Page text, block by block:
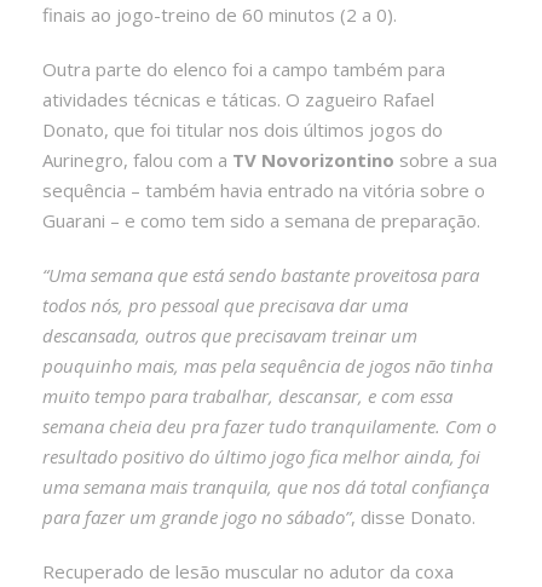
finais ao jogo-treino de 60 minutos (2 a 0).
Outra parte do elenco foi a campo também para
atividades técnicas e táticas. O zagueiro Rafael
Donato, que foi titular nos dois últimos jogos do
Aurinegro, falou com a TV Novorizontino sobre a sua
sequência – também havia entrado na vitória sobre o
Guarani – e como tem sido a semana de preparação.
“Uma semana que está sendo bastante proveitosa para
todos nós, pro pessoal que precisava dar uma
descansada, outros que precisavam treinar um
pouquinho mais, mas pela sequência de jogos não tinha
muito tempo para trabalhar, descansar, e com essa
semana cheia deu pra fazer tudo tranquilamente. Com o
resultado positivo do último jogo fica melhor ainda, foi
uma semana mais tranquila, que nos dá total confiança
para fazer um grande jogo no sábado”, disse Donato.
Recuperado de lesão muscular no adutor da coxa